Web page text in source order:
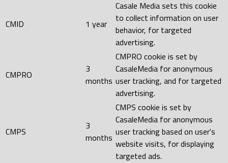
CMID 1 year
Casale Media sets this cookie
to collect information on user
behavior, for targeted
advertising.
CMPRO
3
months
CMPRO cookie is set by
CasaleMedia for anonymous
user tracking, and for targeted
advertising.
CMPS
3
months
CMPS cookie is set by
CasaleMedia for anonymous
user tracking based on user's
website visits, for displaying
targeted ads.